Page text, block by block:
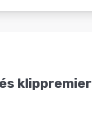
klippremier